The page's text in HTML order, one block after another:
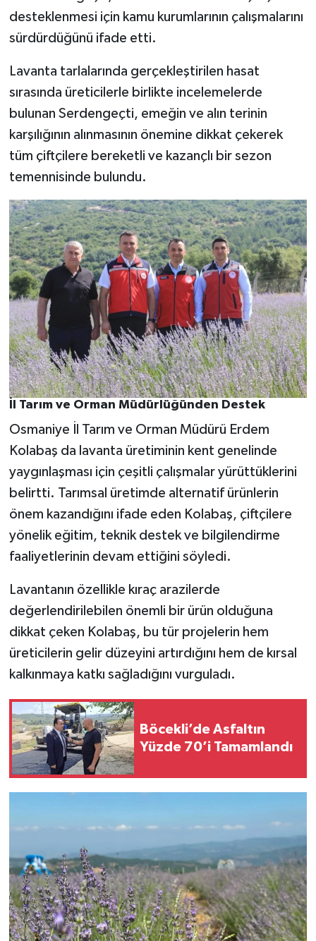
desteklenmesi için kamu kurumlarının çalışmalarını
sürdürdüğünü ifade etti.
Lavanta tarlalarında gerçekleştirilen hasat
sırasında üreticilerle birlikte incelemelerde
bulunan Serdengeçti, emeğin ve alın terinin
karşılığının alınmasının önemine dikkat çekerek
tüm çiftçilere bereketli ve kazançlı bir sezon
temennisinde bulundu.
İl Tarım ve Orman Müdürlüğünden Destek
Osmaniye İl Tarım ve Orman Müdürü Erdem
Kolabaş da lavanta üretiminin kent genelinde
yaygınlaşması için çeşitli çalışmalar yürüttüklerini
belirtti. Tarımsal üretimde alternatif ürünlerin
önem kazandığını ifade eden Kolabaş, çiftçilere
yönelik eğitim, teknik destek ve bilgilendirme
faaliyetlerinin devam ettiğini söyledi.
Lavantanın özellikle kıraç arazilerde
değerlendirilebilen önemli bir ürün olduğuna
dikkat çeken Kolabaş, bu tür projelerin hem
üreticilerin gelir düzeyini artırdığını hem de kırsal
kalkınmaya katkı sağladığını vurguladı.
Böcekli’de Asfaltın
Yüzde 70’i Tamamlandı